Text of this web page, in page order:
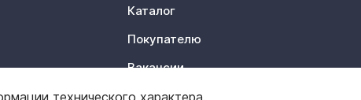
Каталог
Покупателю
Вакансии
Контакты
технического характера.